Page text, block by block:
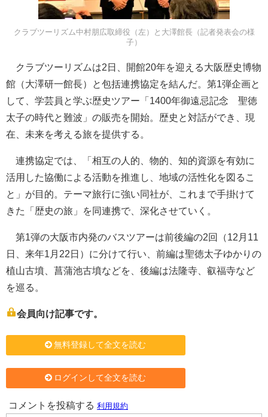
クラブツーリズム中村朋広取締役（左）と大澤館長（記者発表会の様
子）
クラブツーリズムは2日、開館20年を迎える大阪歴史博物
館（大澤研一館長）と包括連携協定を結んだ。第1弾企画と
して、学芸員と学ぶ歴史ツアー「1400年御遠忌記念 聖徳
太子の時代と難波」の販売を開始。歴史と対話ができ、現
在、未来を考える旅を提供する。
連携協定では、「相互の人的、物的、知的資源を有効に
活用した協働による活動を推進し、地域の活性化を図るこ
と」が目的。テーマ旅行に強い同社が、これまで手掛けて
きた「歴史の旅」を同連携で、深化させていく。
第1弾の大阪市内発のバスツアーは前後編の2回（12月11
日、来年1月22日）に分けて行い、前編は聖徳太子ゆかりの
植山古墳、菖蒲池古墳などを、後編は法隆寺、叡福寺など
を巡る。
会員向け記事です。
無料登録して全文を読む
ログインして全文を読む